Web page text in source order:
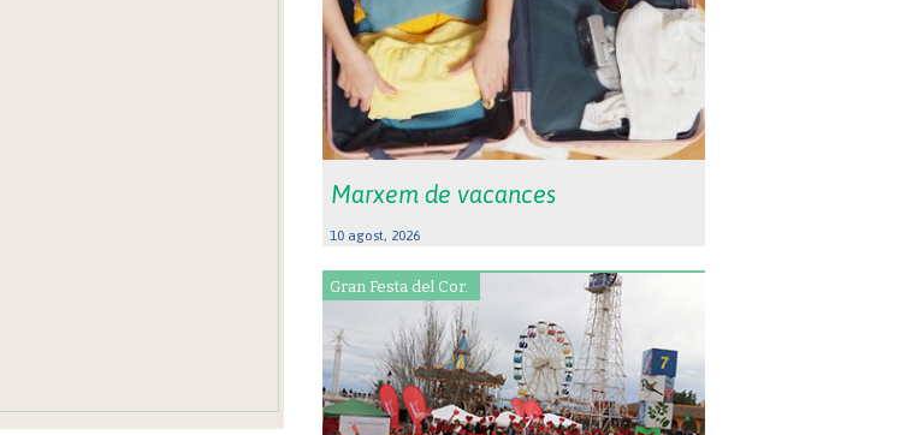
Marxem de vacances
10 agost, 2026
Gran Festa del Cor.